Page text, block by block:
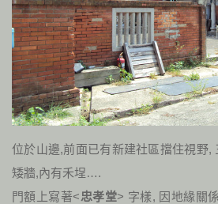
位於山邊,前面已有新建社區擋住視野,
矮牆,內有禾埕….
門額上寫著<忠孝堂> 字樣, 因地緣關